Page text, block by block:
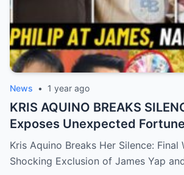
News • 1 year ago
KRIS AQUINO BREAKS
Exposes Unexpected
What She Left for Ex-Lovers
and Philip Salvador Leaves
Kris Aquino Breaks Her Silence: Final
Shocking Exclusion of James Yap